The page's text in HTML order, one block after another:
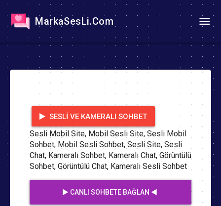
MarkaSesLi.Com
SESLI VE KAMERALI SOHBET
Sesli Mobil Site, Mobil Sesli Site, Sesli Mobil
Sohbet, Mobil Sesli Sohbet, Sesli Site, Sesli
Chat, Kameralı Sohbet, Kameralı Chat, Görüntülü
Sohbet, Görüntülü Chat, Kameralı Sesli Sohbet
▶️ CANLI SOHBETE BAĞLAN ◀️